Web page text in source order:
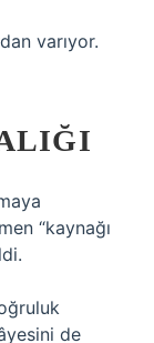
varıyor.
“kaynağı
de